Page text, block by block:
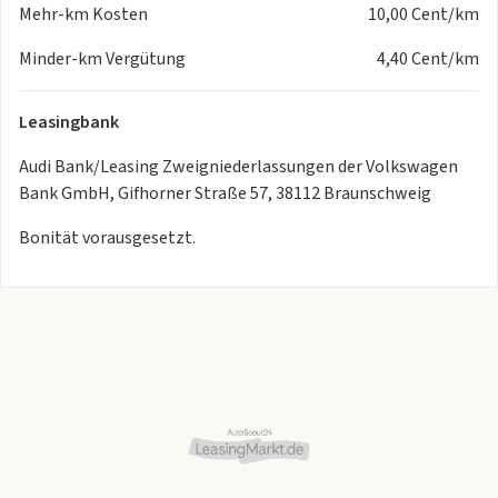
Antriebsart: Allradantrieb
Audi drive select
Blinkleuchten LED in Außenspiegel integriert
Einstiegsleisten mit Aluminiumeinlage
Elektron. Stabilitätskontrolle (ESC)
Fahrassistenz-System: Spurhalteassistent (active lane
Fensterheber elektrisch vorn
Lenkrad (Sport/Leder - 3-Speichen, unten abgeflacht) mit
Multifunktion und Schaltfunktion
Mehr-km Kosten
10,00 Cent/km
Minder-km Vergütung
4,40 Cent/km
Leasingbank
Audi Bank/Leasing Zweigniederlassungen der Volkswagen
Bank GmbH, Gifhorner Straße 57, 38112 Braunschweig
Bonität vorausgesetzt.